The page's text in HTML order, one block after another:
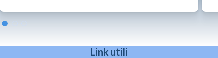
Link utili